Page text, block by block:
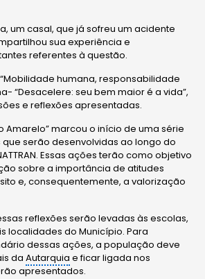
um casal, que já sofreu um acidente
sua experiência e
referentes à questão.
humana, responsabilidade
“Desacelere: seu bem maior é a vida”,
e reflexões apresentadas.
Amarelo” marcou o início de uma série
serão desenvolvidas ao longo do
Essas ações terão como objetivo
sobre a importância de atitudes
e, consequentemente, a valorização
reflexões serão levadas às escolas,
localidades do Município. Para
dessas ações, a população deve
daAutarquia e ficar ligada nos
apresentados.